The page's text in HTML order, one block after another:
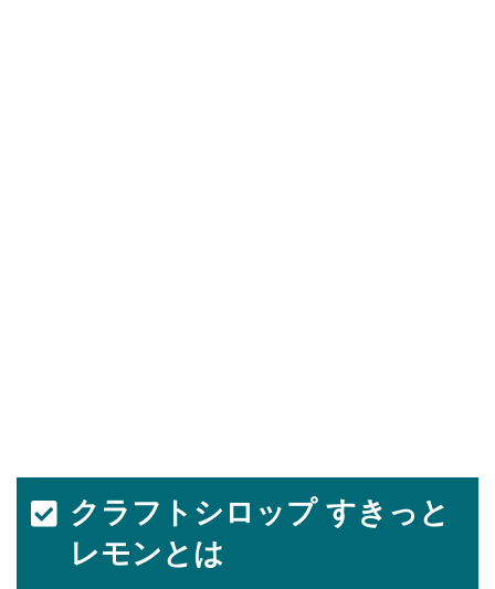
クラフトシロップ すきっと
レモンとは